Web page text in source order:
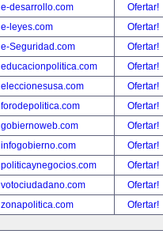
e-desarrollo.com
Ofertar!
e-leyes.com
Ofertar!
e-Seguridad.com
Ofertar!
educacionpolitica.com
Ofertar!
eleccionesusa.com
Ofertar!
forodepolitica.com
Ofertar!
gobiernoweb.com
Ofertar!
infogobierno.com
Ofertar!
politicaynegocios.com
Ofertar!
votociudadano.com
Ofertar!
zonapolitica.com
Ofertar!